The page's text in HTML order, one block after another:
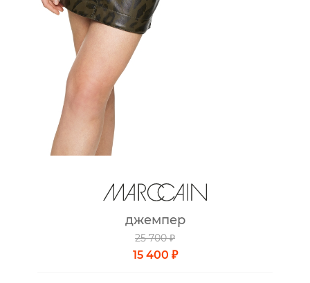
джемпер
25 700 ₽
15 400 ₽